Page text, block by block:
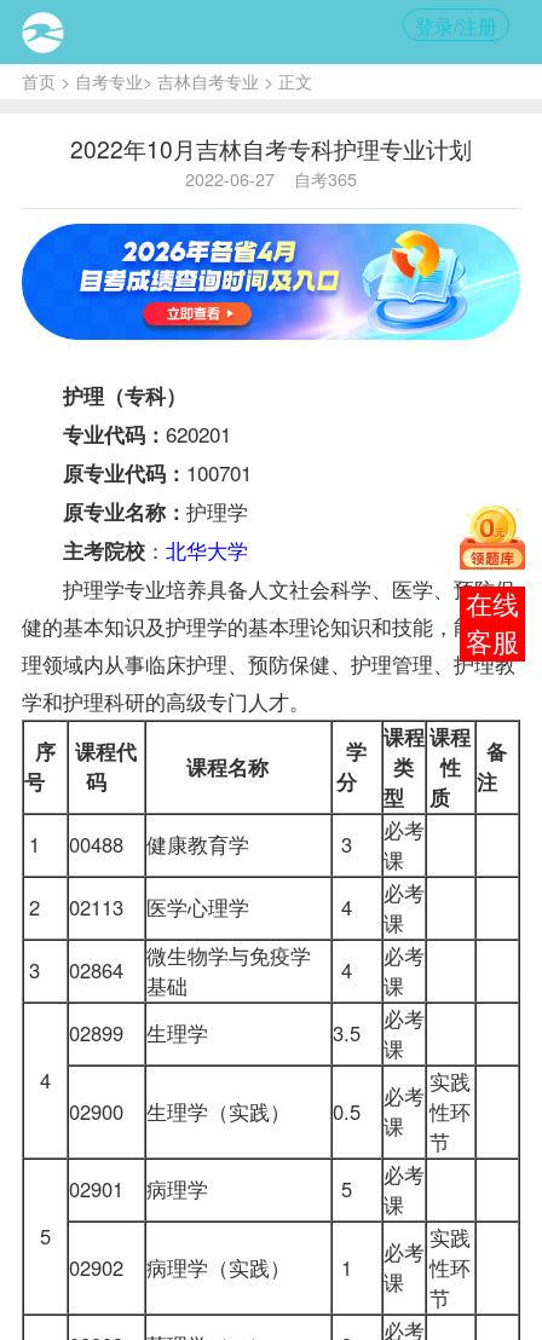
登录/注册
首页> 自考专业> 吉林自考专业 > 正文
2022年10月吉林自考专科护理专业计划
2022-06-27 自考365
护理（专科）
专业代码： 620201
原专业代码： 100701
原专业名称： 护理学
主考院校： 北华大学
护理学专业培养具备人文社会科学、医学、预防保
健的基本知识及护理学的基本理论知识和技能，能在护
理领域内从事临床护理、预防保健、护理管理、护理教
学和护理科研的高级专门人才。
序
号
课程代
码
课程名称
学
分
课程
类
型
课程
性
质
备
注
1 00488 健康教育学 3
必考
课
2
02113 医学心理学 4
必考
课
3
02864 微生物学与免疫学
基础
4
必考
课
4
02899 生理学 3.5
必考
课
02900 生理学（实践） 0.5
必考
课
实践
性环
节
5
02901 病理学 5
必考
课
02902 病理学（实践） 1
必考
课
实践
性环
节
必考
在线
客服